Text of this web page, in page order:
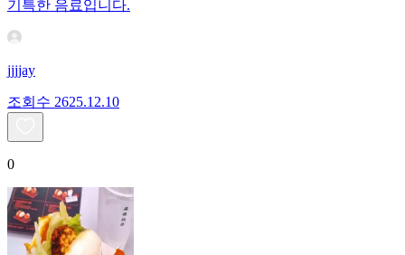
기특한 음료입니다.
jjjjay
조회수 2625.12.10
0